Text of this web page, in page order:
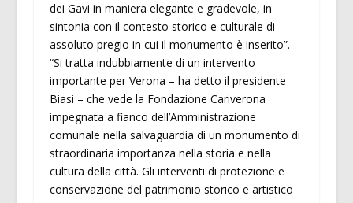
dei Gavi in maniera elegante e gradevole, in
sintonia con il contesto storico e culturale di
assoluto pregio in cui il monumento è inserito”.
“Si tratta indubbiamente di un intervento
importante per Verona – ha detto il presidente
Biasi – che vede la Fondazione Cariverona
impegnata a fianco dell’Amministrazione
comunale nella salvaguardia di un monumento di
straordinaria importanza nella storia e nella
cultura della città. Gli interventi di protezione e
conservazione del patrimonio storico e artistico